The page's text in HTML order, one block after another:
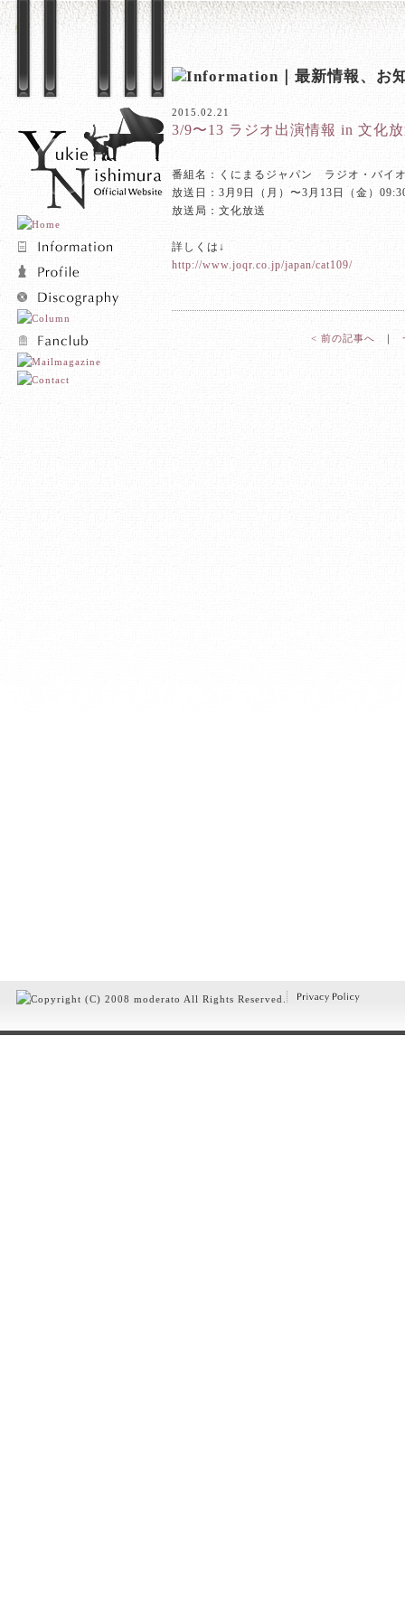
2015.02.21
3/9〜13 ラジオ出演情報 in 文化
番組名：くにまるジャパン ラジオ・バイ
放送日：3月9日（月）〜3月13日（金）
放送局：文化放送
詳しくは↓
http://www.joqr.co.jp/japan/cat109/
< 前の記事へ ｜